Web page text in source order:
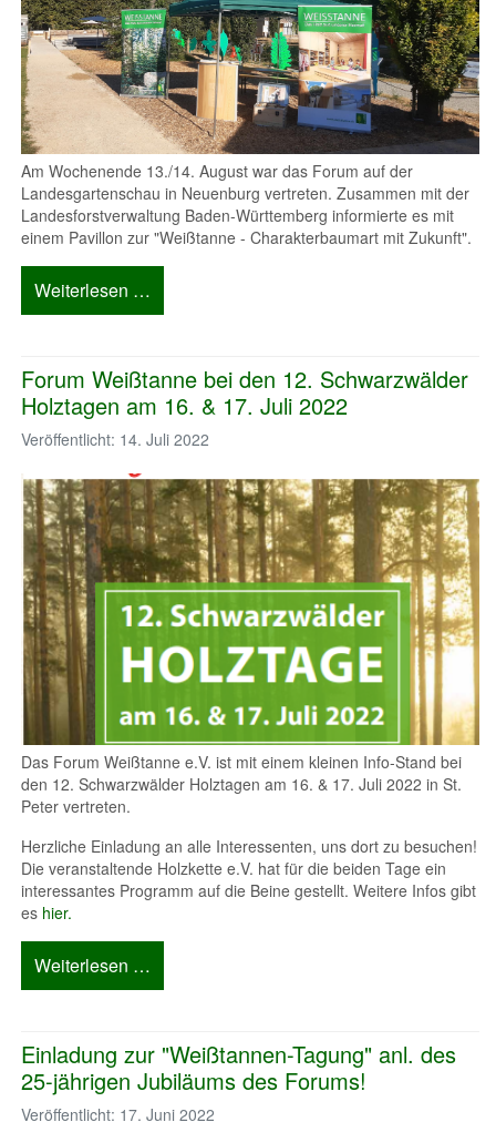
Am Wochenende 13./14. August war das Forum auf der
Landesgartenschau in Neuenburg vertreten. Zusammen mit der
Landesforstverwaltung Baden-Württemberg informierte es mit
einem Pavillon zur "Weißtanne - Charakterbaumart mit Zukunft".
Weiterlesen …
Forum Weißtanne bei den 12. Schwarzwälder
Holztagen am 16. & 17. Juli 2022
Veröffentlicht: 14. Juli 2022
Das Forum Weißtanne e.V. ist mit einem kleinen Info-Stand bei
den 12. Schwarzwälder Holztagen am 16. & 17. Juli 2022 in St.
Peter vertreten.
Herzliche Einladung an alle Interessenten, uns dort zu besuchen!
Die veranstaltende Holzkette e.V. hat für die beiden Tage ein
interessantes Programm auf die Beine gestellt. Weitere Infos gibt
es hier.
Weiterlesen …
Einladung zur "Weißtannen-Tagung" anl. des
25-jährigen Jubiläums des Forums!
Veröffentlicht: 17. Juni 2022